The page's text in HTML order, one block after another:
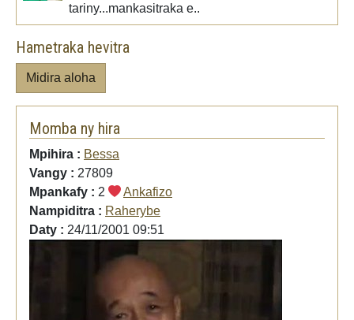
tariny...mankasitraka e..
Hametraka hevitra
Midira aloha
Momba ny hira
Mpihira : Bessa
Vangy : 27809
Mpankafy : 2
Ankafizo
Nampiditra : Raherybe
Daty : 24/11/2001 09:51